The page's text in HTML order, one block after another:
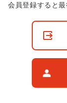
非
会員登録すると